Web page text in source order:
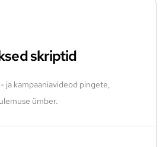
skriptid
kampaaniavideod pingete,
ümber.